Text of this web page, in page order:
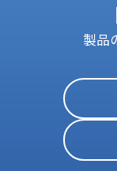
製品